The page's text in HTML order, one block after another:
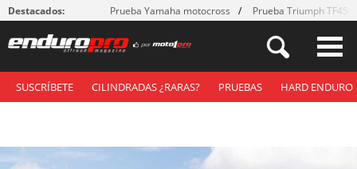
Destacados: Prueba Yamaha motocross Prueba Triumph
SUSCRÍBETE CILINDRADAS ¿RARAS? PRUEBAS HARD ENDURO